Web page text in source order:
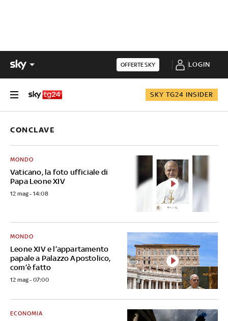
OFFERTE SKY LOGIN
SKY TG24 INSIDER
CONCLAVE
Vaticano, la foto ufficiale di
Papa Leone XIV
MONDO
12 mag - 14:08
Leone XIV e l’appartamento
papale a Palazzo Apostolico,
com’è fatto
MONDO
12 mag - 07:00
ECONOMIA